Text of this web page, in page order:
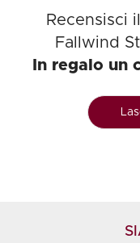
Recensisci
Fallwind
In regalo un